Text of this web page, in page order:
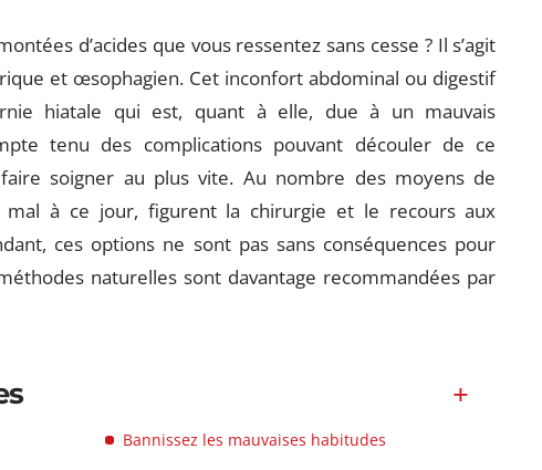
d’acides que vous ressentez sans cesse ? Il s’agit
et œsophagien. Cet inconfort abdominal ou digestif
hiatale qui est, quant à elle, due à un mauvais
tenu des complications pouvant découler de ce
soigner au plus vite. Au nombre des moyens de
à ce jour, figurent la chirurgie et le recours aux
ces options ne sont pas sans conséquences pour
naturelles sont davantage recommandées par
Bannissez les mauvaises habitudes